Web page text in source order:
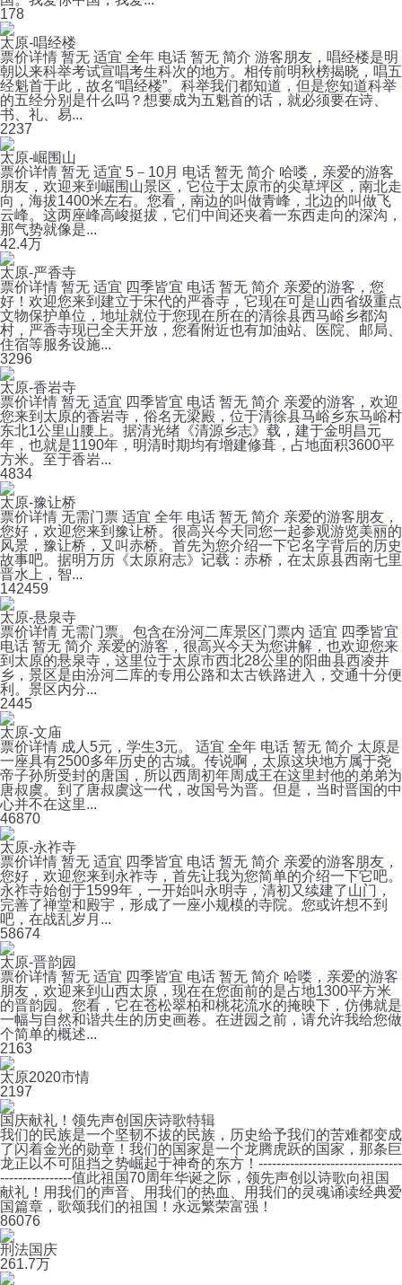
178
太原-唱经楼
票价详情 暂无 适宜 全年 电话 暂无 简介 游客朋友，唱经楼是明
朝以来科举考试宣唱考生科次的地方。相传前明秋榜揭晓，唱五
经魁首于此，故名“唱经楼”。科举我们都知道，但是您知道科举
的五经分别是什么吗？想要成为五魁首的话，就必须要在诗、
书、礼、易...
2237
太原-崛围山
票价详情 暂无 适宜 5－10月 电话 暂无 简介 哈喽，亲爱的游客
朋友，欢迎来到崛围山景区，它位于太原市的尖草坪区，南北走
向，海拔1400米左右。您看，南边的叫做青峰，北边的叫做飞
云峰。这两座峰高峻挺拔，它们中间还夹着一东西走向的深沟，
那气势就像是...
42.4万
太原-严香寺
票价详情 暂无 适宜 四季皆宜 电话 暂无 简介 亲爱的游客，您
好！欢迎您来到建立于宋代的严香寺，它现在可是山西省级重点
文物保护单位，地址就位于您现在所在的清徐县西马峪乡都沟
村，严香寺现已全天开放，您看附近也有加油站、医院、邮局、
住宿等服务设施...
3296
太原-香岩寺
票价详情 暂无 适宜 四季皆宜 电话 暂无 简介 亲爱的游客，欢迎
您来到太原的香岩寺，俗名无梁殿，位于清徐县马峪乡东马峪村
东北1公里山腰上。据清光绪《清源乡志》载，建于金明昌元
年，也就是1190年，明清时期均有增建修葺，占地面积3600平
方米。至于香岩...
4834
太原-豫让桥
票价详情 无需门票 适宜 全年 电话 暂无 简介 亲爱的游客朋友，
您好，欢迎您来到豫让桥。很高兴今天同您一起参观游览美丽的
风景，豫让桥，又叫赤桥。首先为您介绍一下它名字背后的历史
故事吧。据明万历《太原府志》记载：赤桥，在太原县西南七里
晋水上，智...
142459
太原-悬泉寺
票价详情 无需门票。包含在汾河二库景区门票内 适宜 四季皆宜
电话 暂无 简介 亲爱的游客，很高兴今天为您讲解，也欢迎您来
到太原的悬泉寺，这里位于太原市西北28公里的阳曲县西凌井
乡，景区是由汾河二库的专用公路和太古铁路进入，交通十分便
利。景区内分...
2445
太原-文庙
票价详情 成人5元，学生3元。 适宜 全年 电话 暂无 简介 太原是
一座具有2500多年历史的古城。传说啊，太原这块地方属于尧
帝子孙所受封的唐国，所以西周初年周成王在这里封他的弟弟为
唐叔虞。到了唐叔虞这一代，改国号为晋。但是，当时晋国的中
心并不在这里...
46870
太原-永祚寺
票价详情 暂无 适宜 四季皆宜 电话 暂无 简介 亲爱的游客朋友，
您好，欢迎您来到永祚寺，首先让我为您简单的介绍一下它吧。
永祚寺始创于1599年，一开始叫永明寺，清初又续建了山门，
完善了禅堂和殿宇，形成了一座小规模的寺院。您或许想不到
吧，在战乱岁月...
58674
太原-晋韵园
票价详情 暂无 适宜 四季皆宜 电话 暂无 简介 哈喽，亲爱的游客
朋友，欢迎来到山西太原，现在在您面前的是占地1300平方米
的晋韵园。您看，它在苍松翠柏和桃花流水的掩映下，仿佛就是
一幅与自然和谐共生的历史画卷。在进园之前，请允许我给您做
个简单的概述...
2163
太原2020市情
2197
国庆献礼！领先声创国庆诗歌特辑
我们的民族是一个坚韧不拔的民族，历史给予我们的苦难都变成
了闪着金光的勋章！我们的国家是一个龙腾虎跃的国家，那条巨
龙正以不可阻挡之势崛起于神奇的东方！--------------------------------
----------------值此祖国70周年华诞之际，领先声创以诗歌向祖国
献礼！用我们的声音、用我们的热血、用我们的灵魂诵读经典爱
国篇章，歌颂我们的祖国！永远繁荣富强！
86076
刑法国庆
261.7万